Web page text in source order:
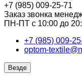
+7 (985) 009-25-71
Заказ звонка
ПН-ПТ с 10:00 до
+7 (985) 009-
optom-
Везде